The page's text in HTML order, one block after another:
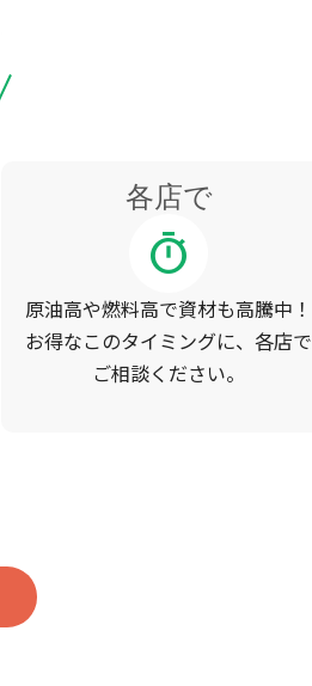
各店で
timer
原油高や燃料高で資材も高騰中！
お得なこのタイミングに、各店で
ご相談ください。